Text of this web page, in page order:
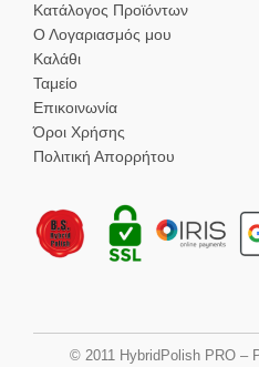
Κατάλογος Προϊόντων
Ο Λογαριασμός μου
Καλάθι
Ταμείο
Επικοινωνία
Όροι Χρήσης
Πολιτική Απορρήτου
© 2011 HybridPolish PRO –